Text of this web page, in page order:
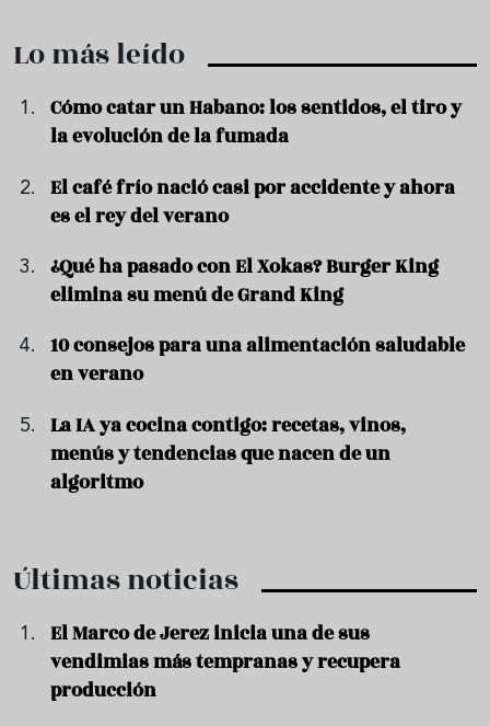
Lo más leído
Cómo catar un Habano: los sentidos, el tiro y
la evolución de la fumada
El café frío nació casi por accidente y ahora
es el rey del verano
¿Qué ha pasado con El Xokas? Burger King
elimina su menú de Grand King
10 consejos para una alimentación saludable
en verano
La IA ya cocina contigo: recetas, vinos,
menús y tendencias que nacen de un
algoritmo
Últimas noticias
El Marco de Jerez inicia una de sus
vendimias más tempranas y recupera
producción